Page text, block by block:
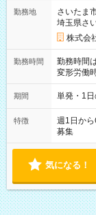
勤務地
さいたま
埼玉県さ
株式会
勤務時間
勤務時間
変形労働時間制
～21：00
期間 単発・1
特徴
週1日か
募集
気になる！